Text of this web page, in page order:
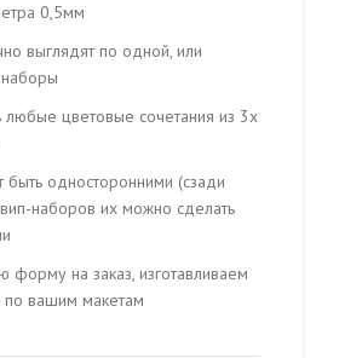
0,5мм
выглядят по одной, или
цветовые сочетания из 3х
быть односторонними (сзади
наборов их можно сделать
на заказ, изготавливаем
по вашим макетам